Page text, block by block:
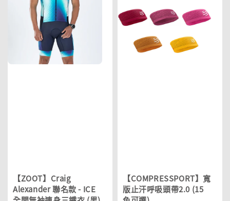
【ZOOT】Craig
Alexander 聯名款 - ICE
【COMPRESSPORT】寬
版止汗呼吸頭帶2.0 (15